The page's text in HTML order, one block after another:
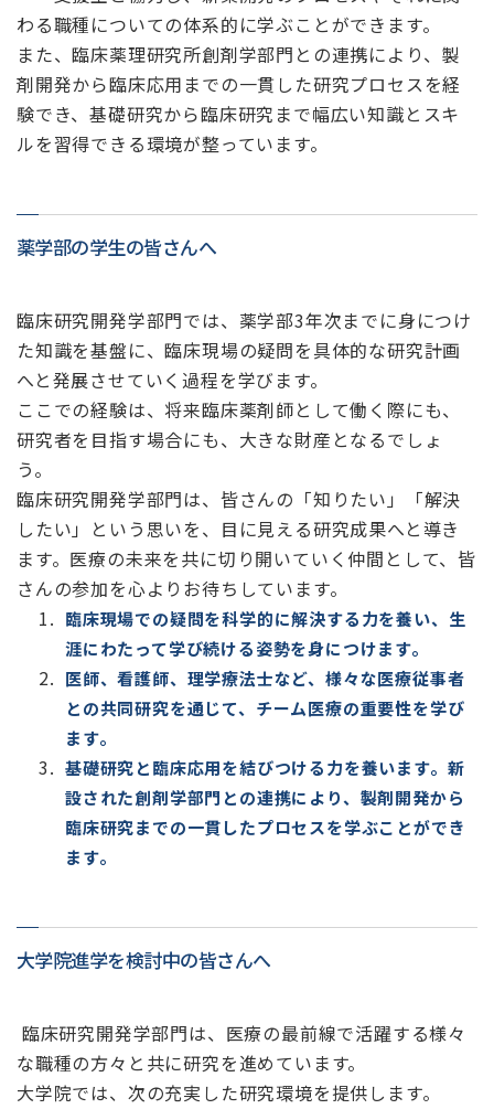
わる職種についての体系的に学ぶことができます。
また、臨床薬理研究所創剤学部門との連携により、製
剤開発から臨床応用までの一貫した研究プロセスを経
験でき、基礎研究から臨床研究まで幅広い知識とスキ
ルを習得できる環境が整っています。
薬学部の学生の皆さんへ
臨床研究開発学部門では、薬学部3年次までに身につけ
た知識を基盤に、臨床現場の疑問を具体的な研究計画
へと発展させていく過程を学びます。
ここでの経験は、将来臨床薬剤師として働く際にも、
研究者を目指す場合にも、大きな財産となるでしょ
う。
臨床研究開発学部門は、皆さんの「知りたい」「解決
したい」という思いを、目に見える研究成果へと導き
ます。医療の未来を共に切り開いていく仲間として、皆
さんの参加を心よりお待ちしています。
臨床現場での疑問を科学的に解決する力を養い、生
涯にわたって学び続ける姿勢を身につけます。
医師、看護師、理学療法士など、様々な医療従事者
との共同研究を通じて、チーム医療の重要性を学び
ます。
基礎研究と臨床応用を結びつける力を養います。新
設された創剤学部門との連携により、製剤開発から
臨床研究までの一貫したプロセスを学ぶことができ
ます。
大学院進学を検討中の皆さんへ
臨床研究開発学部門は、医療の最前線で活躍する様々
な職種の方々と共に研究を進めています。
大学院では、次の充実した研究環境を提供します。